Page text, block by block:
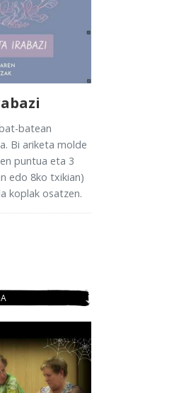
batean
Bi ariketa molde
puntua eta 3
edo 8ko txikian)
koplak osatzen.